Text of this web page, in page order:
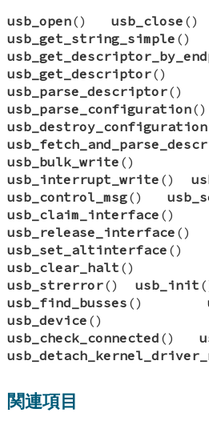
usb_open() usb_close
usb_get_string_simple ()
usb_get_descriptor()
usb_parse_descriptor()
usb_parse_configuration()
usb_destroy_configuration
usb_bulk_write
usb_interrupt_write ()
usb_control_msg()
usb_claim_interface ()
usb_release_interface ()
usb_set_altinterface
usb_clear_halt
usb_strerror() usb_init
usb_find_busses ()
usb_device
usb_check_connected ()
関連項目